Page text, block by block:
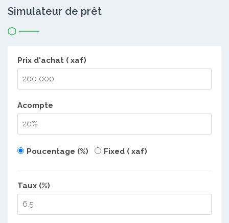
Simulateur de prêt
Prix d'achat ( xaf)
Acompte
Poucentage (%) Fixed ( xaf)
Taux (%)